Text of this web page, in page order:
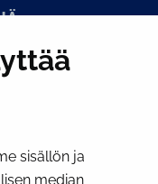
sisällön ja
median